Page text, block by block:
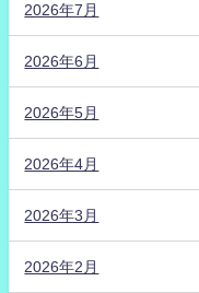
2026年7月
2026年6月
2026年5月
2026年4月
2026年3月
2026年2月